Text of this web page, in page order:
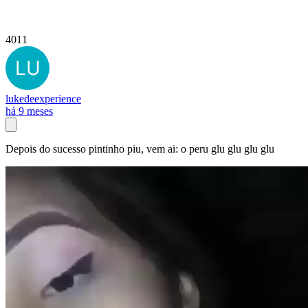
4011
lukedeexperience
há 9 meses
Depois do sucesso pintinho piu, vem ai: o peru glu glu glu glu